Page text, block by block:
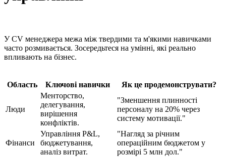
У CV менеджера межа між твердими та м'якими навичками
часто розмивається. Зосередьтеся на умінні, які реально
впливають на бізнес.
Область Ключові навички Як це продемонструвати?
Люди
Менторство,
делегування,
вирішення
конфліктів.
"Зменшення плинності
персоналу на 20% через
систему мотивації."
Фінанси
Управління P&L,
бюджетування,
аналіз витрат.
"Нагляд за річним
операційним бюджетом у
розмірі 5 млн дол."